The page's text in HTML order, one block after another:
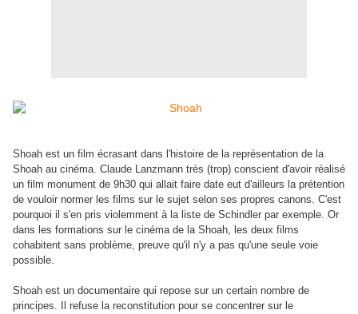
Shoah est un film écrasant dans l'histoire de la représentation de la
Shoah au cinéma. Claude Lanzmann très (trop) conscient d'avoir réalisé
un film monument de 9h30 qui allait faire date eut d'ailleurs la prétention
de vouloir normer les films sur le sujet selon ses propres canons. C'est
pourquoi il s'en pris violemment à la liste de Schindler par exemple. Or
dans les formations sur le cinéma de la Shoah, les deux films
cohabitent sans problème, preuve qu'il n'y a pas qu'une seule voie
possible.
Shoah est un documentaire qui repose sur un certain nombre de
principes. Il refuse la reconstitution pour se concentrer sur le